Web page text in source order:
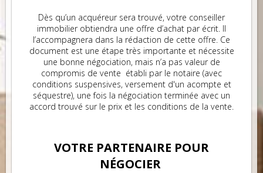
Dès qu’un acquéreur sera trouvé, votre conseiller
immobilier obtiendra une offre d’achat par écrit. Il
l’accompagnera dans la rédaction de cette offre. Ce
document est une étape très importante et nécessite
une bonne négociation, mais n’a pas valeur de
compromis de vente établi par le notaire (avec
conditions suspensives, versement d'un acompte et
séquestre), une fois la négociation terminée avec un
accord trouvé sur le prix et les conditions de la vente.
VOTRE PARTENAIRE POUR
NÉGOCIER